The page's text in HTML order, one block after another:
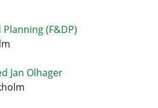
(F&DP)
Jan Olhager